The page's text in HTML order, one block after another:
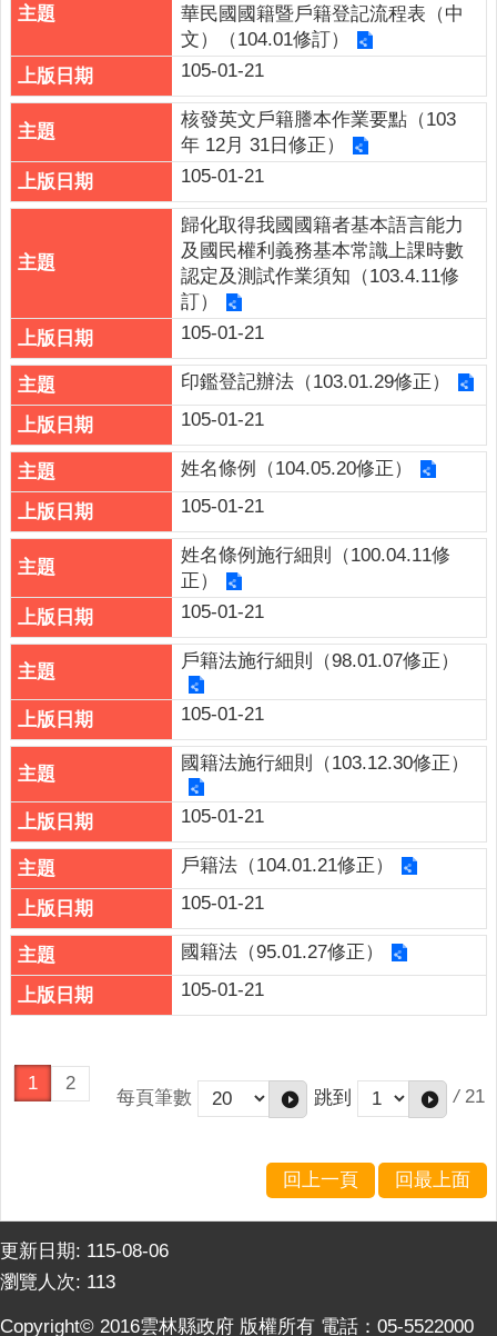
站
資
料
開
放
告
華民國國籍暨戶籍登記流程表（中
文）（104.01修訂）
105-01-21
核發英文戶籍謄本作業要點（103
年 12月 31日修正）
105-01-21
歸化取得我國國籍者基本語言能力
及國民權利義務基本常識上課時數
認定及測試作業須知（103.4.11修
訂）
105-01-21
印鑑登記辦法（103.01.29修正）
105-01-21
姓名條例（104.05.20修正）
105-01-21
姓名條例施行細則（100.04.11修
正）
105-01-21
戶籍法施行細則（98.01.07修正）
105-01-21
國籍法施行細則（103.12.30修正）
105-01-21
戶籍法（104.01.21修正）
105-01-21
國籍法（95.01.27修正）
105-01-21
1 2
每頁筆數 跳到 / 21
回上一頁 回最上面
更新日期: 115-08-06
瀏覽人次: 113
Copyright© 2016雲林縣政府 版權所有 電話：05-5522000